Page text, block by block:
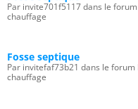
Par invite701f5117 dans le
chauffage
Fosse septique
Par invitefaf73b21 dans le
chauffage